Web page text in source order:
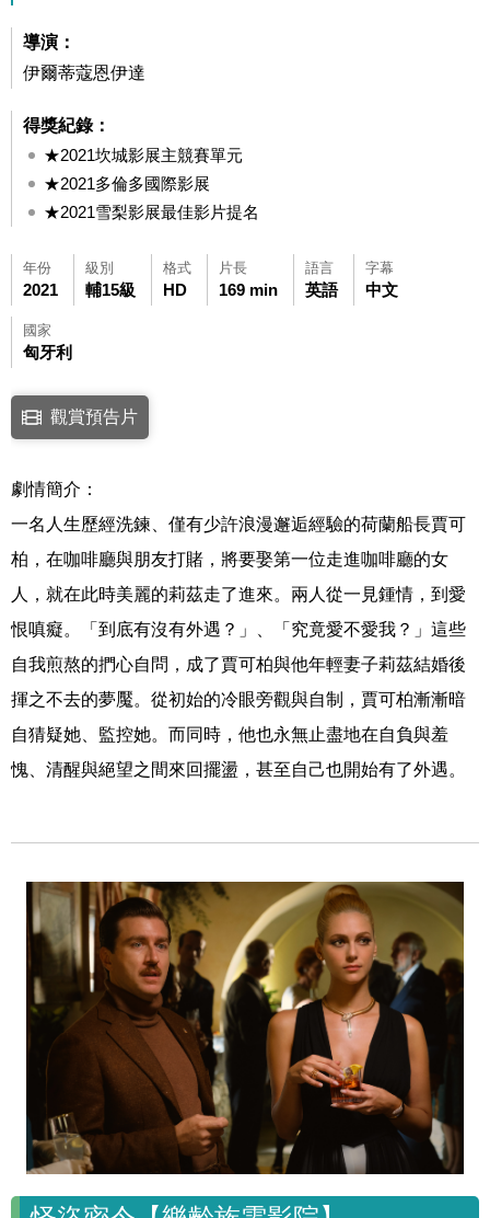
導演：
伊爾蒂蔻恩伊達
得獎紀錄：
★2021坎城影展主競賽單元
★2021多倫多國際影展
★2021雪梨影展最佳影片提名
年份
2021
級別
輔15級
格式
HD
片長
169 min
語言
英語
字幕
中文
國家
匈牙利
點擊下列連結開啟視窗後，可使用鍵盤Tab鍵移至影片中央播放鍵，再
連結至Youtube網站觀看此影片(開新視窗)
觀賞預告片
劇情簡介：
一名人生歷經洗鍊、僅有少許浪漫邂逅經驗的荷蘭船長賈可
柏，在咖啡廳與朋友打賭，將要娶第一位走進咖啡廳的女
人，就在此時美麗的莉茲走了進來。兩人從一見鍾情，到愛
恨嗔癡。「到底有沒有外遇？」、「究竟愛不愛我？」這些
自我煎熬的捫心自問，成了賈可柏與他年輕妻子莉茲結婚後
揮之不去的夢魘。從初始的冷眼旁觀與自制，賈可柏漸漸暗
自猜疑她、監控她。而同時，他也永無止盡地在自負與羞
愧、清醒與絕望之間來回擺盪，甚至自己也開始有了外遇。